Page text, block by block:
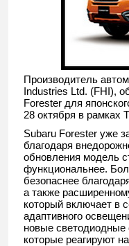
Производитель
Industries Ltd. (FHI),
Forester для
28 октября в рамках
Subaru Forester уже
благодаря
обновления модель
функциональнее.
безопаснее
а также
который включает в
адаптивного
новые светодиодные
которые реагируют